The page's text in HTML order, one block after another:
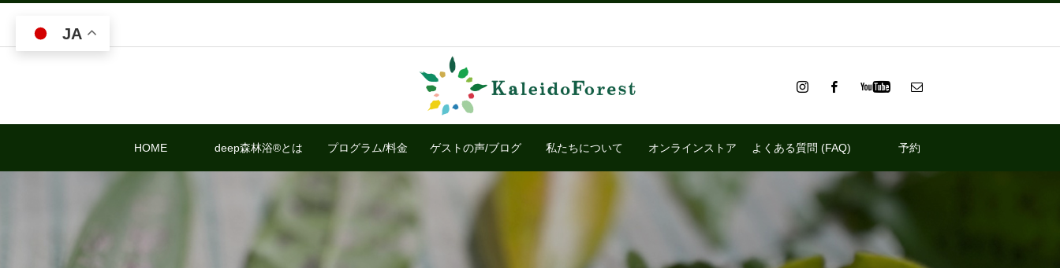
HOME deep森林浴®とは プログラム/料金 ゲストの声/ブログ 私たちについて オンラインストア よくある質問 (FAQ) 予約
JA